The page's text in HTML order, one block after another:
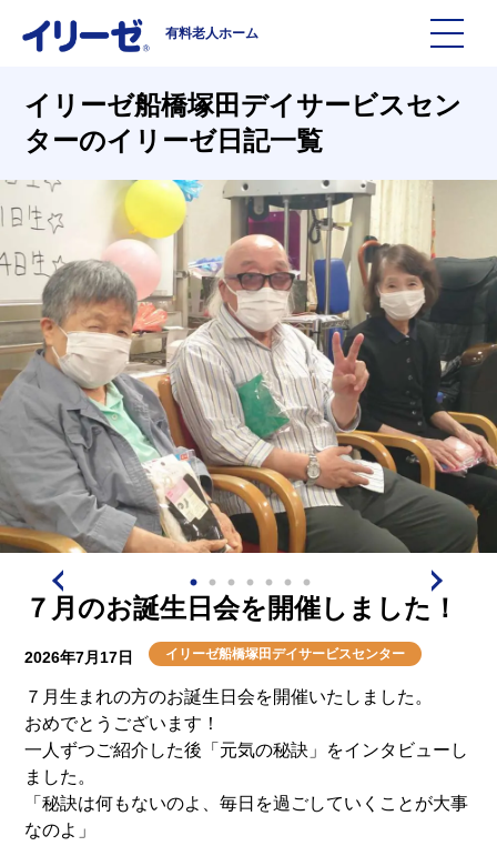
有料老人ホーム
施設を探す
イリーゼについて
有料老人ホームイリーゼとは
イリーゼが選ばれる理由
一日の流れ
会社概要
入居までの流れ
よくある質問
お役立ち記事
知っておきたい介護の知識
介護用語をわかりやすく説明
有料老人ホームとは
有料老人ホームを選ぶ時のポイント
介護費用とお金について
その他
見学予約 資料請求
会社概要 オーナー募集
イリーゼ船橋塚田デイサービスセン
ターのイリーゼ日記一覧
７月のお誕生日会を開催しました！
2026年7月17日 イリーゼ船橋塚田デイサービスセンター
７月生まれの方のお誕生日会を開催いたしました。
おめでとうございます！
一人ずつご紹介した後「元気の秘訣」をインタビューし
ました。
「秘訣は何もないのよ、毎日を過ごしていくことが大事
なのよ」